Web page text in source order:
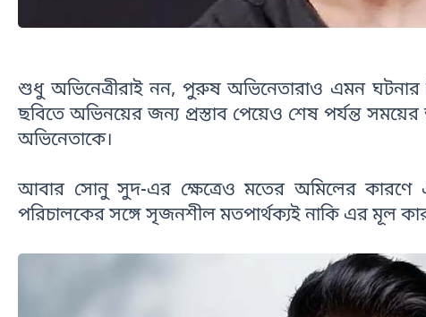
শুধু অভিনেত্রীরাই নন, পুরুষ অভিনেতারাও এমন
ছবিতে অভিনয়ের জন্য প্রস্তাব পেয়েও শেষ পর্যন্ত
অভিনেতাকে।
আবার সোনু সুদ-এর ক্ষেত্রেও মতের অমিলের কারণে
পরিচালকের সঙ্গে সৃজনশীল মতপার্থক্যই নাকি এর মূল